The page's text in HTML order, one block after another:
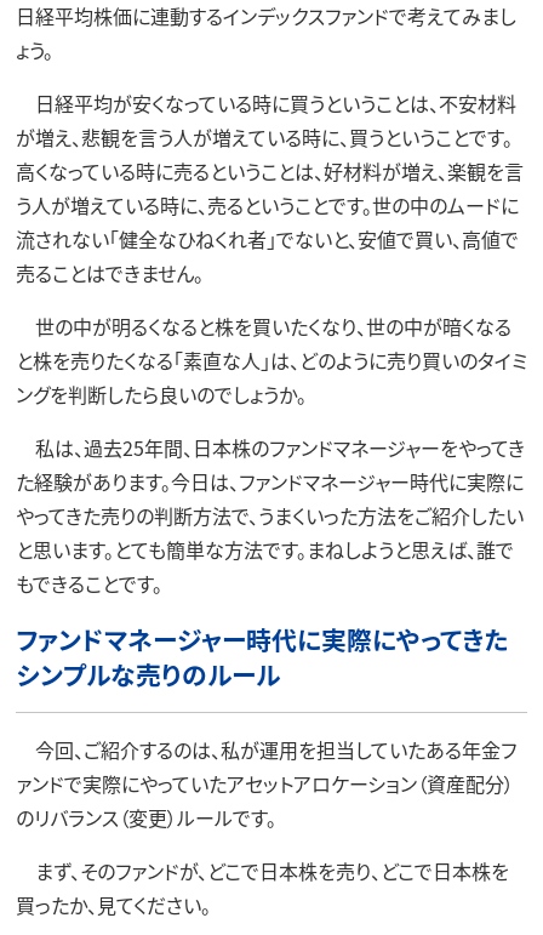
日経平均株価に連動するインデックスファンドで考えてみまし
ょう。
日経平均が安くなっている時に買うということは、不安材料
が増え、悲観を言う人が増えている時に、買うということです。
高くなっている時に売るということは、好材料が増え、楽観を言
う人が増えている時に、売るということです。世の中のムードに
流されない「健全なひねくれ者」でないと、安値で買い、高値で
売ることはできません。
世の中が明るくなると株を買いたくなり、世の中が暗くなる
と株を売りたくなる「素直な人」は、どのように売り買いのタイミ
ングを判断したら良いのでしょうか。
私は、過去25年間、日本株のファンドマネージャーをやってき
た経験があります。今日は、ファンドマネージャー時代に実際に
やってきた売りの判断方法で、うまくいった方法をご紹介したい
と思います。とても簡単な方法です。まねしようと思えば、誰で
もできることです。
ファンドマネージャー時代に実際にやってきた
シンプルな売りのルール
今回、ご紹介するのは、私が運用を担当していたある年金フ
ァンドで実際にやっていたアセットアロケーション（資産配分）
のリバランス（変更）ルールです。
まず、そのファンドが、どこで日本株を売り、どこで日本株を
買ったか、見てください。